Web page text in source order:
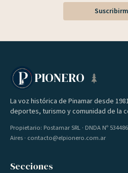
PIONERO
La voz histórica de Pinamar desde
deportes, turismo y comunidad de la
Propietario: Postamar SRL · DNDA Nº
Aires · contacto@elpionero.com.ar
Secciones